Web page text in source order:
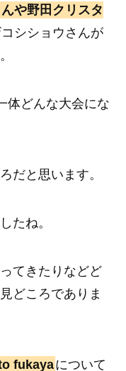
や野田クリスタ
シショウさんが
体どんな大会にな
だと思います。
たね。
てきたりなどど
どころでありま
fukayaについて